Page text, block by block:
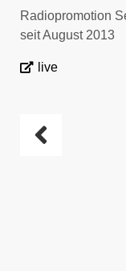
Radiopromotion
seit August 2013
live